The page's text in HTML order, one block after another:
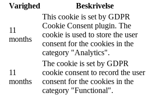
Varighed Beskrivelse
11
months
This cookie is set by GDPR
Cookie Consent plugin. The
cookie is used to store the user
consent for the cookies in the
category "Analytics".
11
months
The cookie is set by GDPR
cookie consent to record the user
consent for the cookies in the
category "Functional".